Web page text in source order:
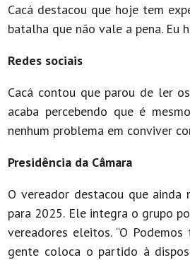
Cacá destacou que hoje tem
batalha que não vale a pena. Eu
Redes sociais
Cacá contou que parou de ler
acaba percebendo que é
nenhum problema em conviver
Presidência da Câmara
O vereador destacou que ainda
para 2025. Ele integra o grupo
vereadores eleitos. “O
gente coloca o partido à